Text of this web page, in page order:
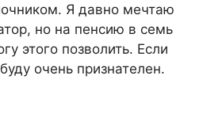
Я давно мечтаю
но на пенсию в семь
этого позволить. Если
очень признателен.